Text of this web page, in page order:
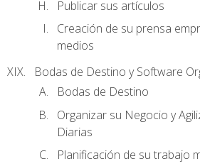
Publicar sus artículos
Creación de su prensa
medios
Bodas de Destino y Software
Bodas de Destino
Organizar su Negocio y
Diarias
Planificación de su trabajo